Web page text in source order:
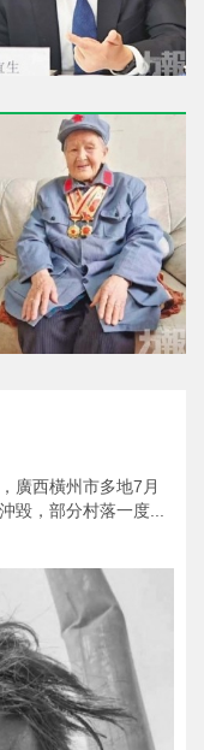
廣西橫州市多地7月
毀，部分村落一度...